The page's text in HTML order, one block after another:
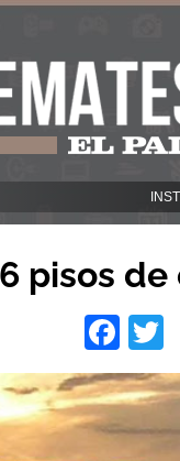
pisos de